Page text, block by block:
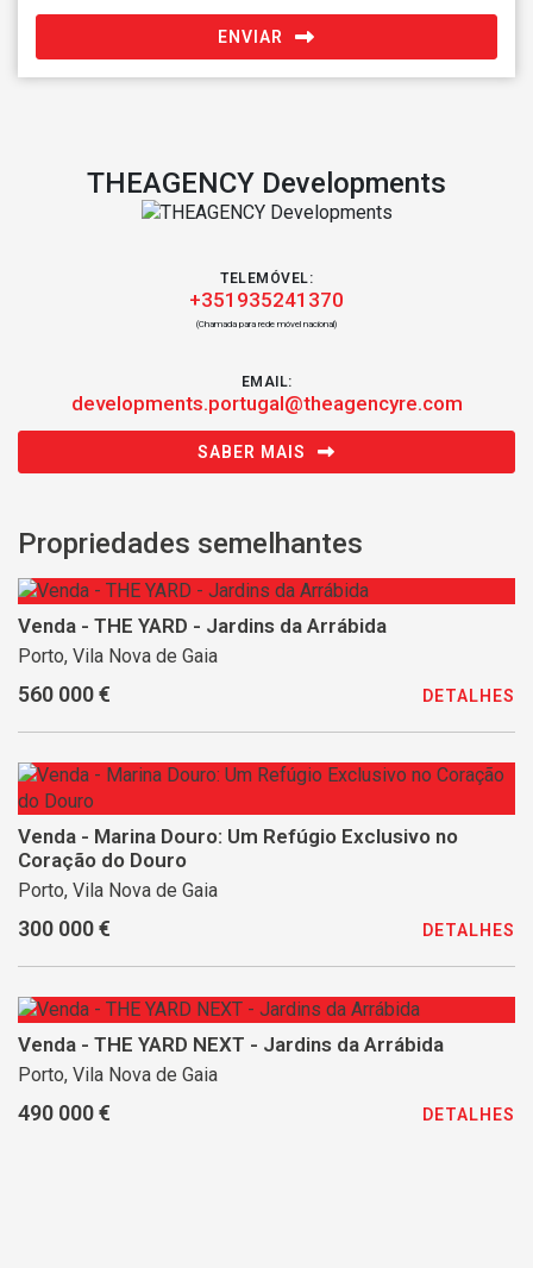
ENVIAR
THEAGENCY Developments
TELEMÓVEL:
+351935241370
(Chamada para rede móvel nacional)
EMAIL:
developments.portugal@theagencyre.com
SABER MAIS
Propriedades semelhantes
Venda - THE YARD - Jardins da Arrábida
Porto, Vila Nova de Gaia
560 000 € DETALHES
Venda - Marina Douro: Um Refúgio Exclusivo no
Coração do Douro
Porto, Vila Nova de Gaia
300 000 € DETALHES
Venda - THE YARD NEXT - Jardins da Arrábida
Porto, Vila Nova de Gaia
490 000 € DETALHES